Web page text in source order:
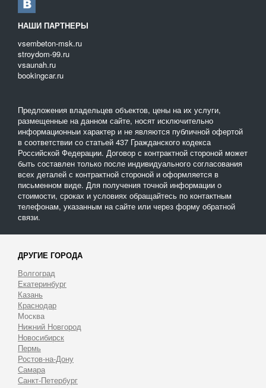
НАШИ ПАРТНЕРЫ
vsembeton-msk.ru
stroydom-99.ru
vsaunah.ru
bookingcar.ru
Предложения владельцев объектов, цены на их услуги,
размещенные на данном сайте, носят исключительно
информационныи характер и не являются публичной офертой
в соответствии со статьей 437 Гражданского кодекса
Российской Федерации. Договор с контрактной стороной может
быть составлен только после индивидуального согласования
всех деталей с контрактной стороной и оформляется в
письменном виде. Для получения точной информации о
стоимости, сроках и условиях обращайтесь по контактным
телефонам, указанным на сайте или через форму обратной
связи.
ДРУГИЕ ГОРОДА
Волгоград
Екатеринбург
Казань
Краснодар
Москва
Нижний Новгород
Новосибирск
Пермь
Ростов-на-Дону
Самара
Санкт-Петербург